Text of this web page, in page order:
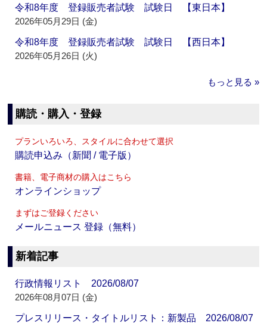
令和8年度 登録販売者試験 試験日 【東日本】
2026年05月29日 (金)
令和8年度 登録販売者試験 試験日 【西日本】
2026年05月26日 (火)
もっと見る »
購読・購入・登録
プランいろいろ、スタイルに合わせて選択
購読申込み（新聞 / 電子版）
書籍、電子商材の購入はこちら
オンラインショップ
まずはご登録ください
メールニュース 登録（無料）
新着記事
行政情報リスト 2026/08/07
2026年08月07日 (金)
プレスリリース・タイトルリスト：新製品 2026/08/07